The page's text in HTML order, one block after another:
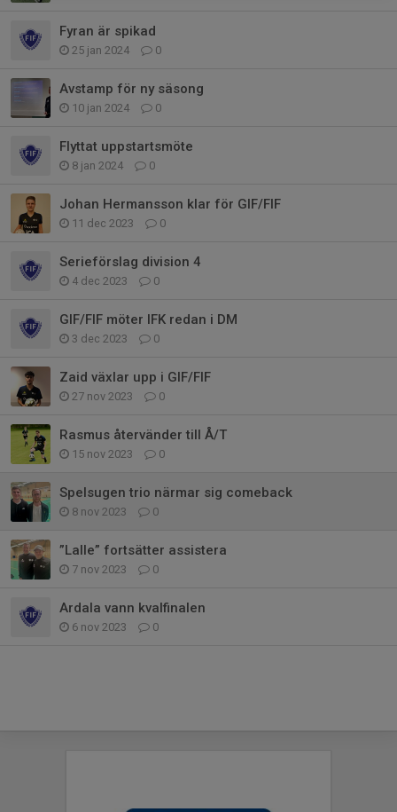
Fyran är spikad
25 jan 2024 0
Avstamp för ny säsong
10 jan 2024 0
Flyttat uppstartsmöte
8 jan 2024 0
Johan Hermansson klar för GIF/FIF
11 dec 2023 0
Serieförslag division 4
4 dec 2023 0
GIF/FIF möter IFK redan i DM
3 dec 2023 0
Zaid växlar upp i GIF/FIF
27 nov 2023 0
Rasmus återvänder till Å/T
15 nov 2023 0
Spelsugen trio närmar sig comeback
8 nov 2023 0
”Lalle” fortsätter assistera
7 nov 2023 0
Ardala vann kvalfinalen
6 nov 2023 0